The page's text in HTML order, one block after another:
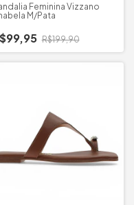
Feminina Vizzano
M/Pata
R$199,90